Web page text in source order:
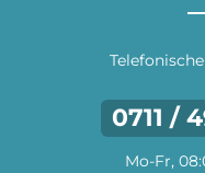
0711 /
Mo-Fr,